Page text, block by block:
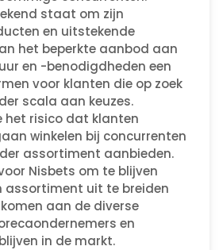
staat om zijn
en uitstekende
het beperkte aanbod aan
en -benodigdheden een
voor klanten die op zoek
scala aan keuzes.
het risico dat klanten
winkelen bij concurrenten
assortiment aanbieden.
Nisbets om te blijven
assortiment uit te breiden
aan de diverse
en
in de markt.